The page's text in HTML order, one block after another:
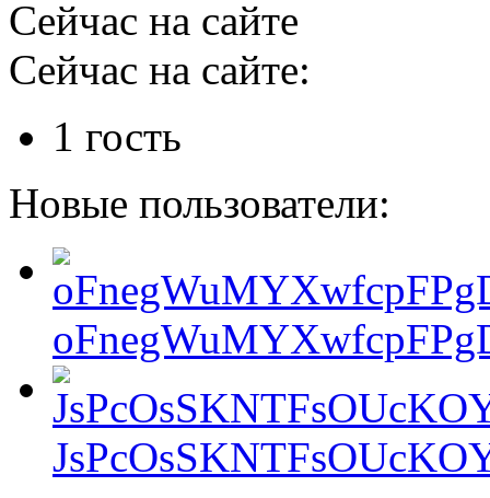
Сейчас на сайте
Сейчас на сайте:
1 гость
Новые пользователи: